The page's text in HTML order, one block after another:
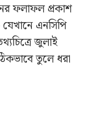
ফলাফল প্রকাশ
এনসিপি
জুলাই
তুলে ধরা